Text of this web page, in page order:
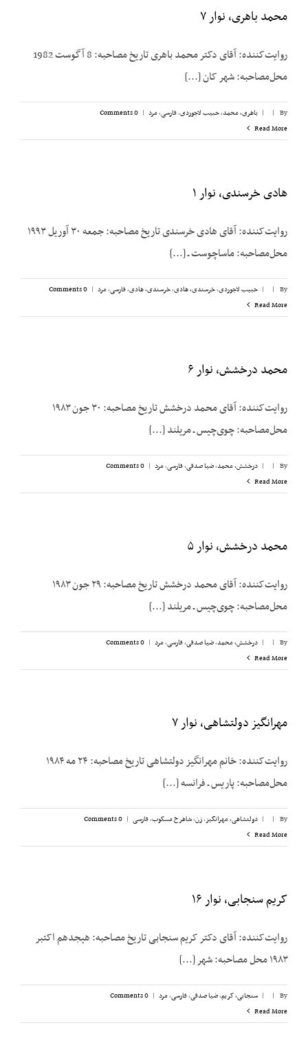
محمد باهری، نوار ۷
روایت‌کننده: آقای دکتر محمد باهری تاریخ مصاحبه: 8 آگوست 1982
محل‌مصاحبه: شهر کان [...]
By
|
| باهری، محمد,حبیب لاجوردی,فارسی,مرد |
0 Comments
Read More
هادی خرسندی، نوار ۱
روایت‌کننده: آقای هادی خرسندی تاریخ مصاحبه: جمعه ۳۰ آوریل ۱۹۹۳
محل‌مصاحبه: ماساچوست ـ [...]
By
|
| حبیب لاجوردی,خرسندی، هادی,خرسندی، هادی,فارسی,مرد |
0 Comments
Read More
محمد درخشش، نوار ۶
روایت‌کننده: آقای محمد درخشش تاریخ مصاحبه: ۳۰ جون ۱۹۸۳
محل‌مصاحبه: چوی‌چیس ـ مریلند [...]
By
|
| درخشش،‌ محمد,ضیا صدقی,فارسی,مرد |
0 Comments
Read More
محمد درخشش، نوار ۵
روایت‌کننده: آقای محمد درخشش تاریخ مصاحبه: ۲۹ جون ۱۹۸۳
محل‌مصاحبه: چوی‌چیس ـ مریلند [...]
By
|
| درخشش،‌ محمد,ضیا صدقی,فارسی,مرد |
0 Comments
Read More
مهرانگیز دولتشاهی، نوار ۷
روایت‌کننده: خانم مهرانگیز دولتشاهی تاریخ مصاحبه: ۲۴ مه ۱۹۸۴
محل‌مصاحبه: پاریس ـ فرانسه [...]
By
|
| دولتشاهی، مهرانگیز,زن,شاهرخ مسکوب,فارسی |
0 Comments
Read More
کریم سنجابی، نوار ۱۶
روایت‌‌کننده: آقای دکتر کریم سنجابی تاریخ مصاحبه: هیجدهم اکتبر
۱۹۸۳ محل مصاحبه: شهر [...]
By
|
| سنجابی، کریم,ضیا صدقی,فارسی,مرد |
0 Comments
Read More